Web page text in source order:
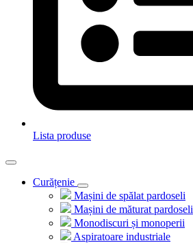
Lista produse
Curățenie
Mașini de spălat pardoseli
Mașini de măturat pardoseli
Monodiscuri și monoperii
Aspiratoare industriale